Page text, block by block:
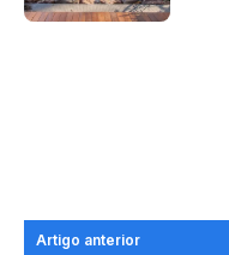
Artigo anterior